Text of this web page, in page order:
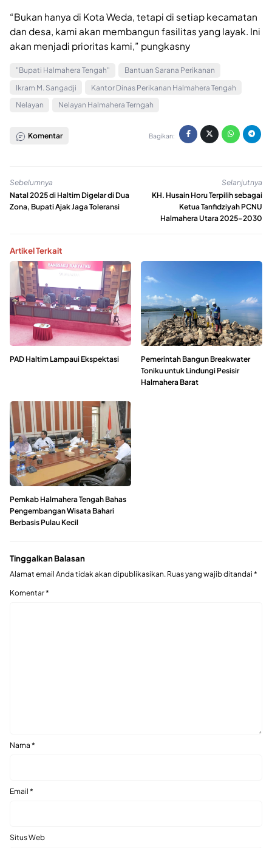
“Bukan hanya di Kota Weda, tetapi di setiap kecamatan
dan desa, kami akan membangun fasilitas yang layak. Ini
akan menjadi prioritas kami,” pungkasny
"Bupati Halmahera Tengah"
Bantuan Sarana Perikanan
Ikram M. Sangadji
Kantor Dinas Perikanan Halmahera Tengah
Nelayan
Nelayan Halmahera Terngah
Komentar Bagikan:
Sebelumnya
Natal 2025 di Haltim Digelar di Dua
Zona, Bupati Ajak Jaga Toleransi
Selanjutnya
KH. Husain Horu Terpilih sebagai
Ketua Tanfidziyah PCNU
Halmahera Utara 2025–2030
Artikel Terkait
PAD Haltim Lampaui Ekspektasi
Pemerintah Bangun Breakwater
Toniku untuk Lindungi Pesisir
Halmahera Barat
Pemkab Halmahera Tengah Bahas
Pengembangan Wisata Bahari
Berbasis Pulau Kecil
Tinggalkan Balasan
Alamat email Anda tidak akan dipublikasikan. Ruas yang wajib ditandai *
Komentar*
Nama *
Email *
Situs Web